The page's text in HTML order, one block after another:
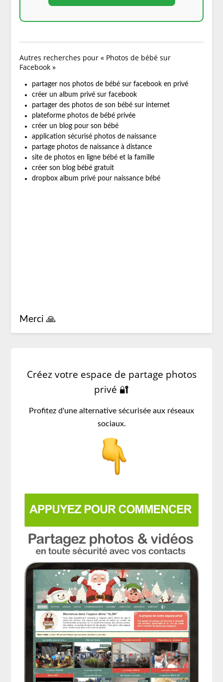
Autres recherches pour « Photos de bébé sur
Facebook »
partager nos photos de bébé sur facebook en privé
créer un album privé sur facebook
partager des photos de son bébé sur internet
plateforme photos de bébé privée
créer un blog pour son bébé
application sécurisé photos de naissance
partage photos de naissance à distance
site de photos en ligne bébé et la famille
créer son blog bébé gratuit
dropbox album privé pour naissance bébé
Merci 🙏
Créez votre espace de partage photos
privé 🔐
Profitez d'une alternative sécurisée aux réseaux
sociaux.